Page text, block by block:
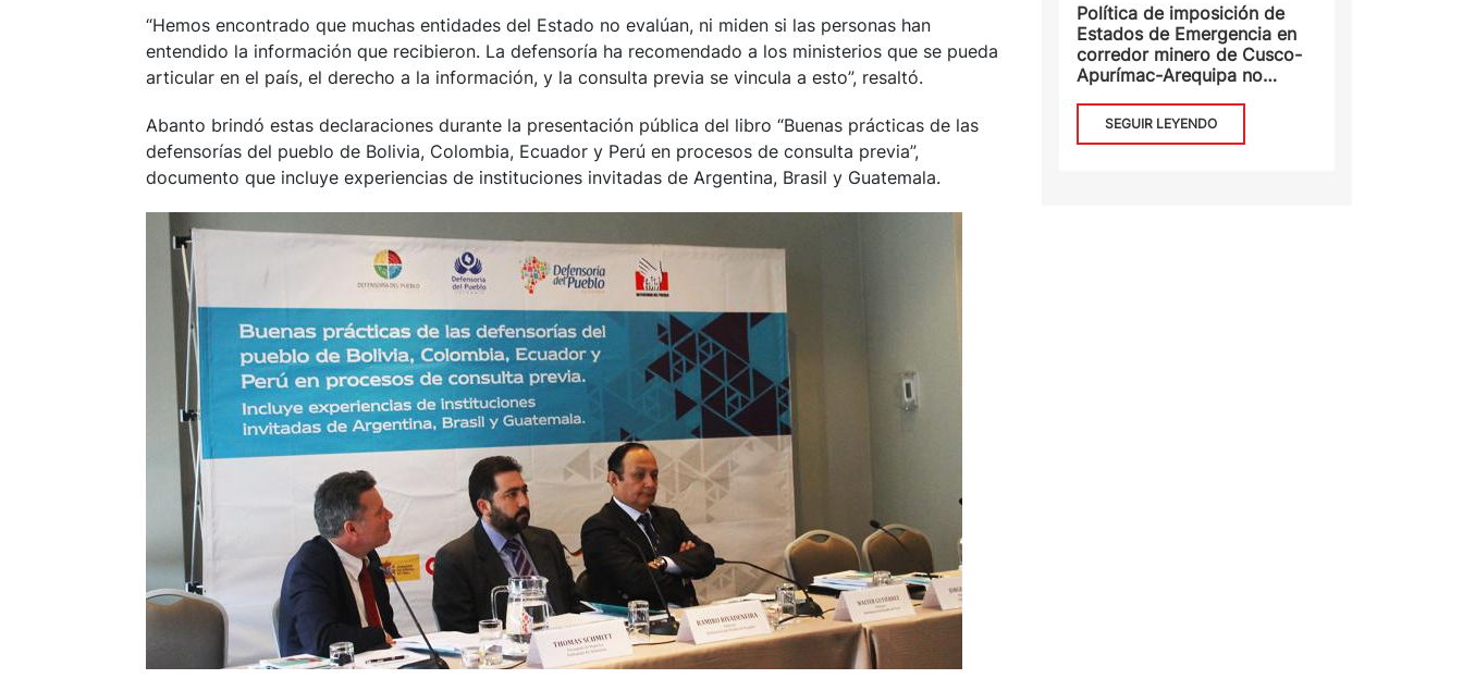
“Hemos encontrado que muchas entidades del Estado no evalúan, ni miden si las personas han
entendido la información que recibieron. La defensoría ha recomendado a los ministerios que se pueda
articular en el país, el derecho a la información, y la consulta previa se vincula a esto”, resaltó.
Abanto brindó estas declaraciones durante la presentación pública del libro “Buenas prácticas de las
defensorías del pueblo de Bolivia, Colombia, Ecuador y Perú en procesos de consulta previa”,
documento que incluye experiencias de instituciones invitadas de Argentina, Brasil y Guatemala.
Política de imposición de
Estados de Emergencia en
corredor minero de Cusco-
Apurímac-Arequipa no
generada por la actividad
minera
SEGUIR LEYENDO